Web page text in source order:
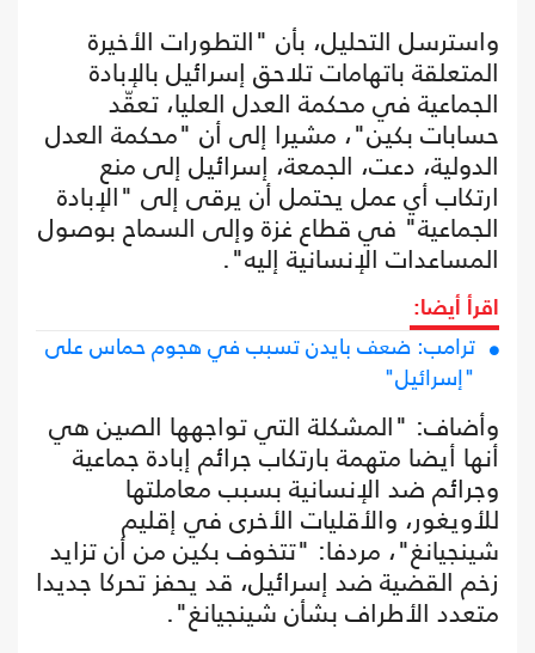
واسترسل التحليل، بأن "التطورات الأخيرة
المتعلقة باتهامات تلاحق إسرائيل بالإبادة
الجماعية في محكمة العدل العليا، تعقّد
حسابات بكين"، مشيرا إلى أن "محكمة العدل
الدولية، دعت، الجمعة، إسرائيل إلى منع
ارتكاب أي عمل يحتمل أن يرقى إلى "الإبادة
الجماعية" في قطاع غزة وإلى السماح بوصول
المساعدات الإنسانية إليه".
اقرأ أيضا:
ترامب: ضعف بايدن تسبب في هجوم حماس على
"إسرائيل"
وأضاف: "المشكلة التي تواجهها الصين هي
أنها أيضا متهمة بارتكاب جرائم إبادة جماعية
وجرائم ضد الإنسانية بسبب معاملتها
للأويغور، والأقليات الأخرى في إقليم
شينجيانغ"، مردفا: "تتخوف بكين من أن تزايد
زخم القضية ضد إسرائيل، قد يحفز تحركا جديدا
متعدد الأطراف بشأن شينجيانغ".